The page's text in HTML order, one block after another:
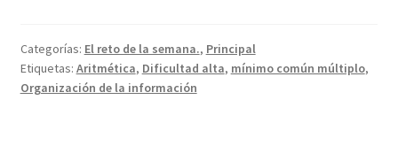
Categorías: El reto de la semana., Principal
Etiquetas: Aritmética, Dificultad alta, mínimo común múltiplo,
Organización de la información